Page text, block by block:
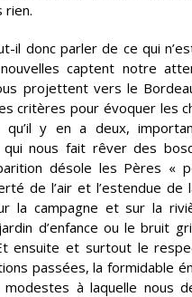
rien.
il donc parler de ce qui
captent notre
projettent vers le
critères pour évoquer les
qu’il y en a deux,
qui nous fait rêver des
désole les Pères «
de l’air et l’estendue
la campagne et sur la
d’enfance ou le bruit
ensuite et surtout le
passées, la formidable
modestes à laquelle nous